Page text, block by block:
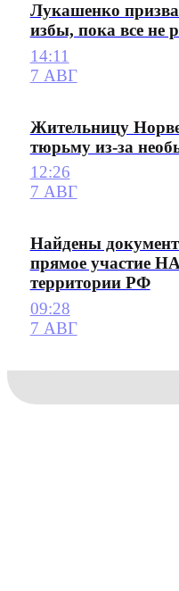
Лукашенко
избы, пока все не
14:11
7 АВГ
Жительницу
тюрьму из-за
12:26
7 АВГ
Найдены
прямое участие
территории РФ
09:28
7 АВГ